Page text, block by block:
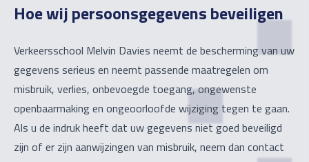
Hoe wij persoonsgegevens beveiligen
Verkeersschool Melvin Davies neemt de bescherming van uw
gegevens serieus en neemt passende maatregelen om
misbruik, verlies, onbevoegde toegang, ongewenste
openbaarmaking en ongeoorloofde wijziging tegen te gaan.
Als u de indruk heeft dat uw gegevens niet goed beveiligd
zijn of er zijn aanwijzingen van misbruik, neem dan contact